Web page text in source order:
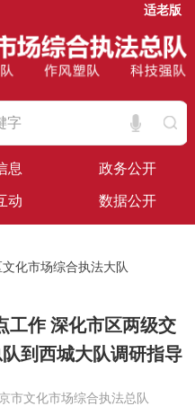
适老版
息 政务公开
动 数据公开
文化市场综合执法大队
工作 深化市区两级交
到西城大队调研指导
市文化市场综合执法总队